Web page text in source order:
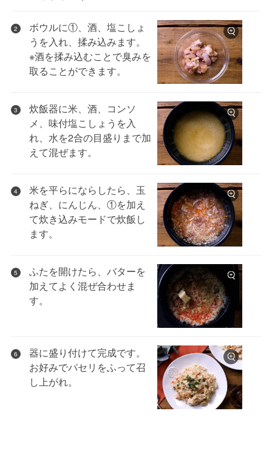
2
ボウルに①、酒、塩こしょ
うを入れ、揉み込みます。
※酒を揉み込むことで臭みを
取ることができます。
3
炊飯器に米、酒、コンソ
メ、味付塩こしょうを入
れ、水を2合の目盛りまで加
えて混ぜます。
4
米を平らにならしたら、玉
ねぎ、にんじん、①を加え
て炊き込みモードで炊飯し
ます。
5
ふたを開けたら、バターを
加えてよく混ぜ合わせま
す。
6
器に盛り付けて完成です。
お好みでパセリをふって召
し上がれ。